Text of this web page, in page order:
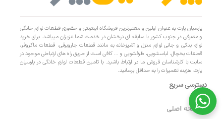
پارسیان پارت به عنوان اولین و معتبرترین فروشگاه اینترنتی و حضوری قطعات لوازم خانگی
و مصرفی در جنوب کشور با سابقه ای درخشان در خدمت شما عزیزان میباشد. برای خرید
لوازم یدکی و جانی لوازم منزل و آشپزخانه به مانند قطعات جاروبرقی، قطعات ماکروفر،
قطعات یخچال، لباسشویی، ظرفشویی و … کافی است از طریق راه های ارتباطی موجود در
سایت با کارشناسان فروش ما در ارتباط باشید. با تامین قطعات لوازم خانگی در پارسیان
پارت، هزینه تعمیرات را به حداقل برسانید.
دسترسی سریع
- صفحه اصلی